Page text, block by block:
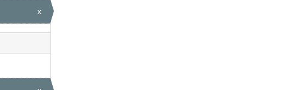
x